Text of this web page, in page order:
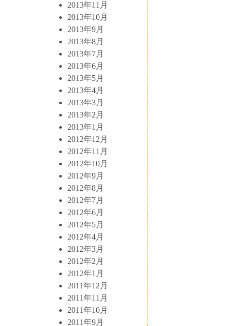
2013年11月
2013年10月
2013年9月
2013年8月
2013年7月
2013年6月
2013年5月
2013年4月
2013年3月
2013年2月
2013年1月
2012年12月
2012年11月
2012年10月
2012年9月
2012年8月
2012年7月
2012年6月
2012年5月
2012年4月
2012年3月
2012年2月
2012年1月
2011年12月
2011年11月
2011年10月
2011年9月